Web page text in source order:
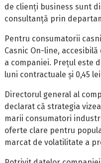
de clienți business sunt
consultanță prin
Pentru consumatorii
Casnic On-line,
a companiei. Prețul este
luni contractuale și 0,45
Directorul general al
declarat că strategia
marii consumatori
oferte clare pentru
marcat de volatilitate a